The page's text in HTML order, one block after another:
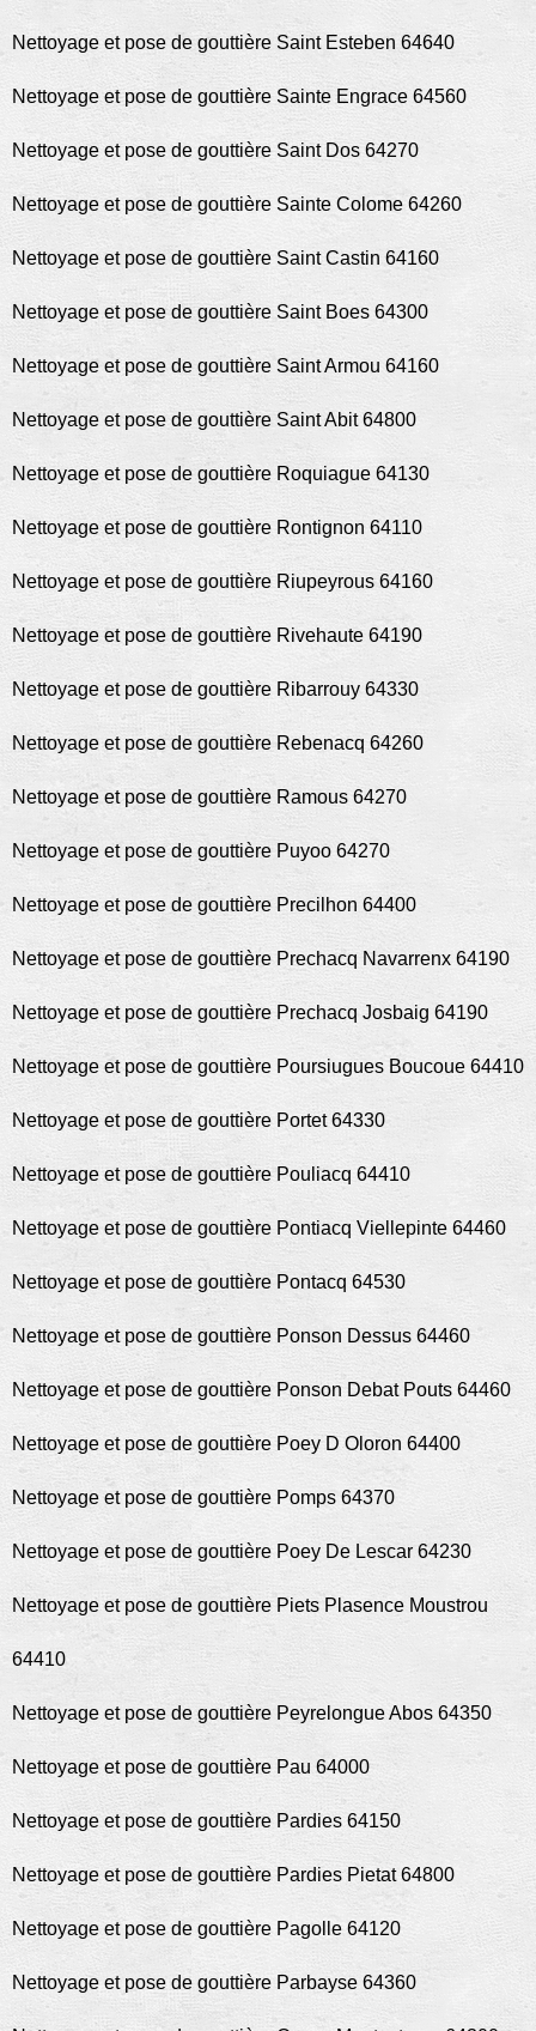
Nettoyage et pose de gouttière Saint Esteben 64640
Nettoyage et pose de gouttière Sainte Engrace 64560
Nettoyage et pose de gouttière Saint Dos 64270
Nettoyage et pose de gouttière Sainte Colome 64260
Nettoyage et pose de gouttière Saint Castin 64160
Nettoyage et pose de gouttière Saint Boes 64300
Nettoyage et pose de gouttière Saint Armou 64160
Nettoyage et pose de gouttière Saint Abit 64800
Nettoyage et pose de gouttière Roquiague 64130
Nettoyage et pose de gouttière Rontignon 64110
Nettoyage et pose de gouttière Riupeyrous 64160
Nettoyage et pose de gouttière Rivehaute 64190
Nettoyage et pose de gouttière Ribarrouy 64330
Nettoyage et pose de gouttière Rebenacq 64260
Nettoyage et pose de gouttière Ramous 64270
Nettoyage et pose de gouttière Puyoo 64270
Nettoyage et pose de gouttière Precilhon 64400
Nettoyage et pose de gouttière Prechacq Navarrenx 64190
Nettoyage et pose de gouttière Prechacq Josbaig 64190
Nettoyage et pose de gouttière Poursiugues Boucoue 64410
Nettoyage et pose de gouttière Portet 64330
Nettoyage et pose de gouttière Pouliacq 64410
Nettoyage et pose de gouttière Pontiacq Viellepinte 64460
Nettoyage et pose de gouttière Pontacq 64530
Nettoyage et pose de gouttière Ponson Dessus 64460
Nettoyage et pose de gouttière Ponson Debat Pouts 64460
Nettoyage et pose de gouttière Poey D Oloron 64400
Nettoyage et pose de gouttière Pomps 64370
Nettoyage et pose de gouttière Poey De Lescar 64230
Nettoyage et pose de gouttière Piets Plasence Moustrou
64410
Nettoyage et pose de gouttière Peyrelongue Abos 64350
Nettoyage et pose de gouttière Pau 64000
Nettoyage et pose de gouttière Pardies 64150
Nettoyage et pose de gouttière Pardies Pietat 64800
Nettoyage et pose de gouttière Pagolle 64120
Nettoyage et pose de gouttière Parbayse 64360